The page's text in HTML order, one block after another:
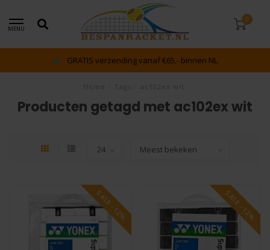
MENU
0
GRATIS verzending vanaf €65,- binnen NL
Producten getagd met ac102ex wit
SALE -12% SALE -12%